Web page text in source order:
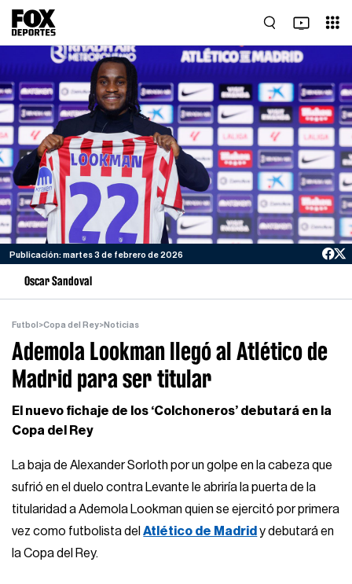
Publicación: martes 3 de febrero de 2026
Oscar Sandoval
Futbol >Copa del Rey>Noticias
Ademola Lookman llegó al Atlético de
Madrid para ser titular
El nuevo fichaje de los ‘Colchoneros’ debutará en la
Copa del Rey
La baja de Alexander Sorloth por un golpe en la cabeza que
sufrió en el duelo contra Levante le abriría la puerta de la
titularidad a Ademola Lookman quien se ejercitó por primera
vez como futbolista delAtlético de Madrid y debutará en
la Copa del Rey.